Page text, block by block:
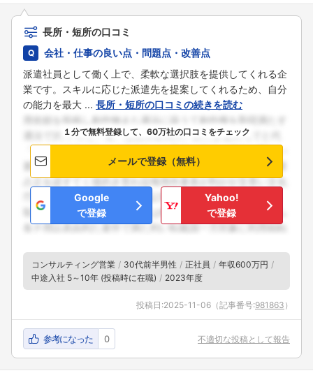
長所・短所の口コミ
会社・仕事の良い点・問題点・改善点
派遣社員として働く上で、柔軟な選択肢を提供してくれる企
業です。スキルに応じた派遣先を提案してくれるため、自分
の能力を最大 ... 長所・短所の口コミの続きを読む
１分で無料登録して、60万社の口コミをチェック
メールで登録（無料）
Google
で登録
Yahoo!
で登録
コンサルティング営業 30代前半男性 正社員
年収600万円
中途入社 5～10年 (投稿時に在職)
2023年度
投稿日:2025-11-06 （記事番号:981863 ）
参考になった 0 不適切な投稿として報告